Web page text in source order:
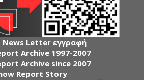
News Letter εγγραφή
Archive 1997-2007
Archive since 2007
Report Story